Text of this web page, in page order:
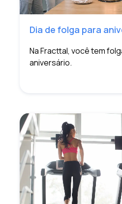
Dia de folga para
Na Fracttal, você tem
aniversário.